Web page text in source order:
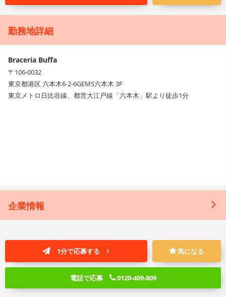
勤務地詳細
Braceria Buffa
〒106-0032
東京都港区 六本木6-2-6GEMS六本木 3F
東京メトロ日比谷線、都営大江戸線「六本木」駅より徒歩1分
企業情報
1分で応募する 気になる
電話で応募 0120-409-809